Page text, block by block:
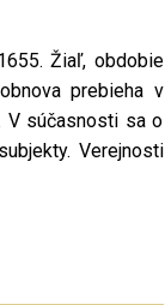
Žiaľ, obdobie
prebieha v
V súčasnosti sa o
Verejnosti